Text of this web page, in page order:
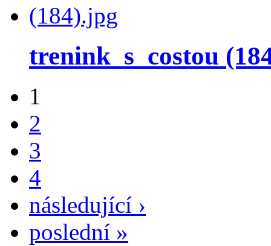
trenink_s_costou
1
2
3
4
následující ›
poslední »